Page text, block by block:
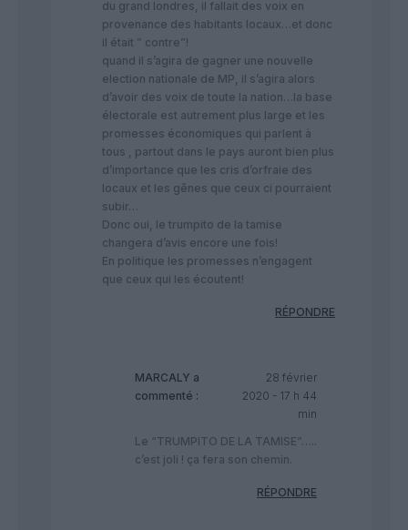
du grand londres, il fallait des voix en
provenance des habitants locaux…et donc
il était ” contre”!
quand il s’agira de gagner une nouvelle
election nationale de MP, il s’agira alors
d’avoir des voix de toute la nation…la base
électorale est autrement plus large et les
promesses économiques qui parlent à
tous , partout dans le pays auront bien plus
d’importance que les cris d’orfraie des
locaux et les gênes que ceux ci pourraient
subir…
Donc oui, le trumpito de la tamise
changera d’avis encore une fois!
En politique les promesses n’engagent
que ceux qui les écoutent!
RÉPONDRE
MARCALY a
commenté :
28 février
2020 - 17 h 44
min
Le “TRUMPITO DE LA TAMISE”…..
c’est joli ! ça fera son chemin.
RÉPONDRE